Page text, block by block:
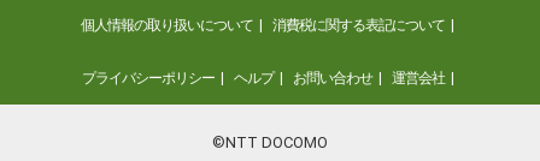
個人情報の取り扱いについて 消費税に関する表記について
プライバシーポリシー ヘルプ お問い合わせ 運営会社
©NTT DOCOMO